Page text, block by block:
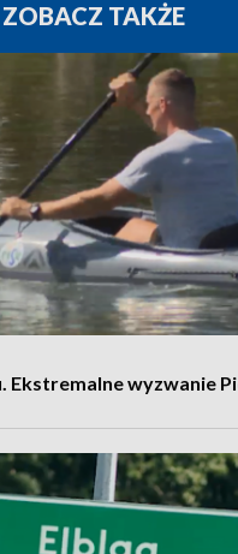
ZOBACZ TAKŻE
Ekstremalne wyzwanie